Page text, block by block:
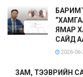
ЯМАР
САЙД
2026-06-
ЗАМ, ТЭЭВРИЙН